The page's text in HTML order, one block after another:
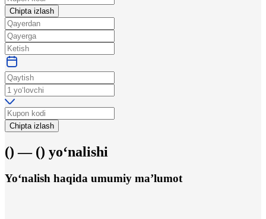
Chipta izlash
Chipta izlash
() — () yo‘nalishi
Yo‘nalish haqida umumiy ma’lumot